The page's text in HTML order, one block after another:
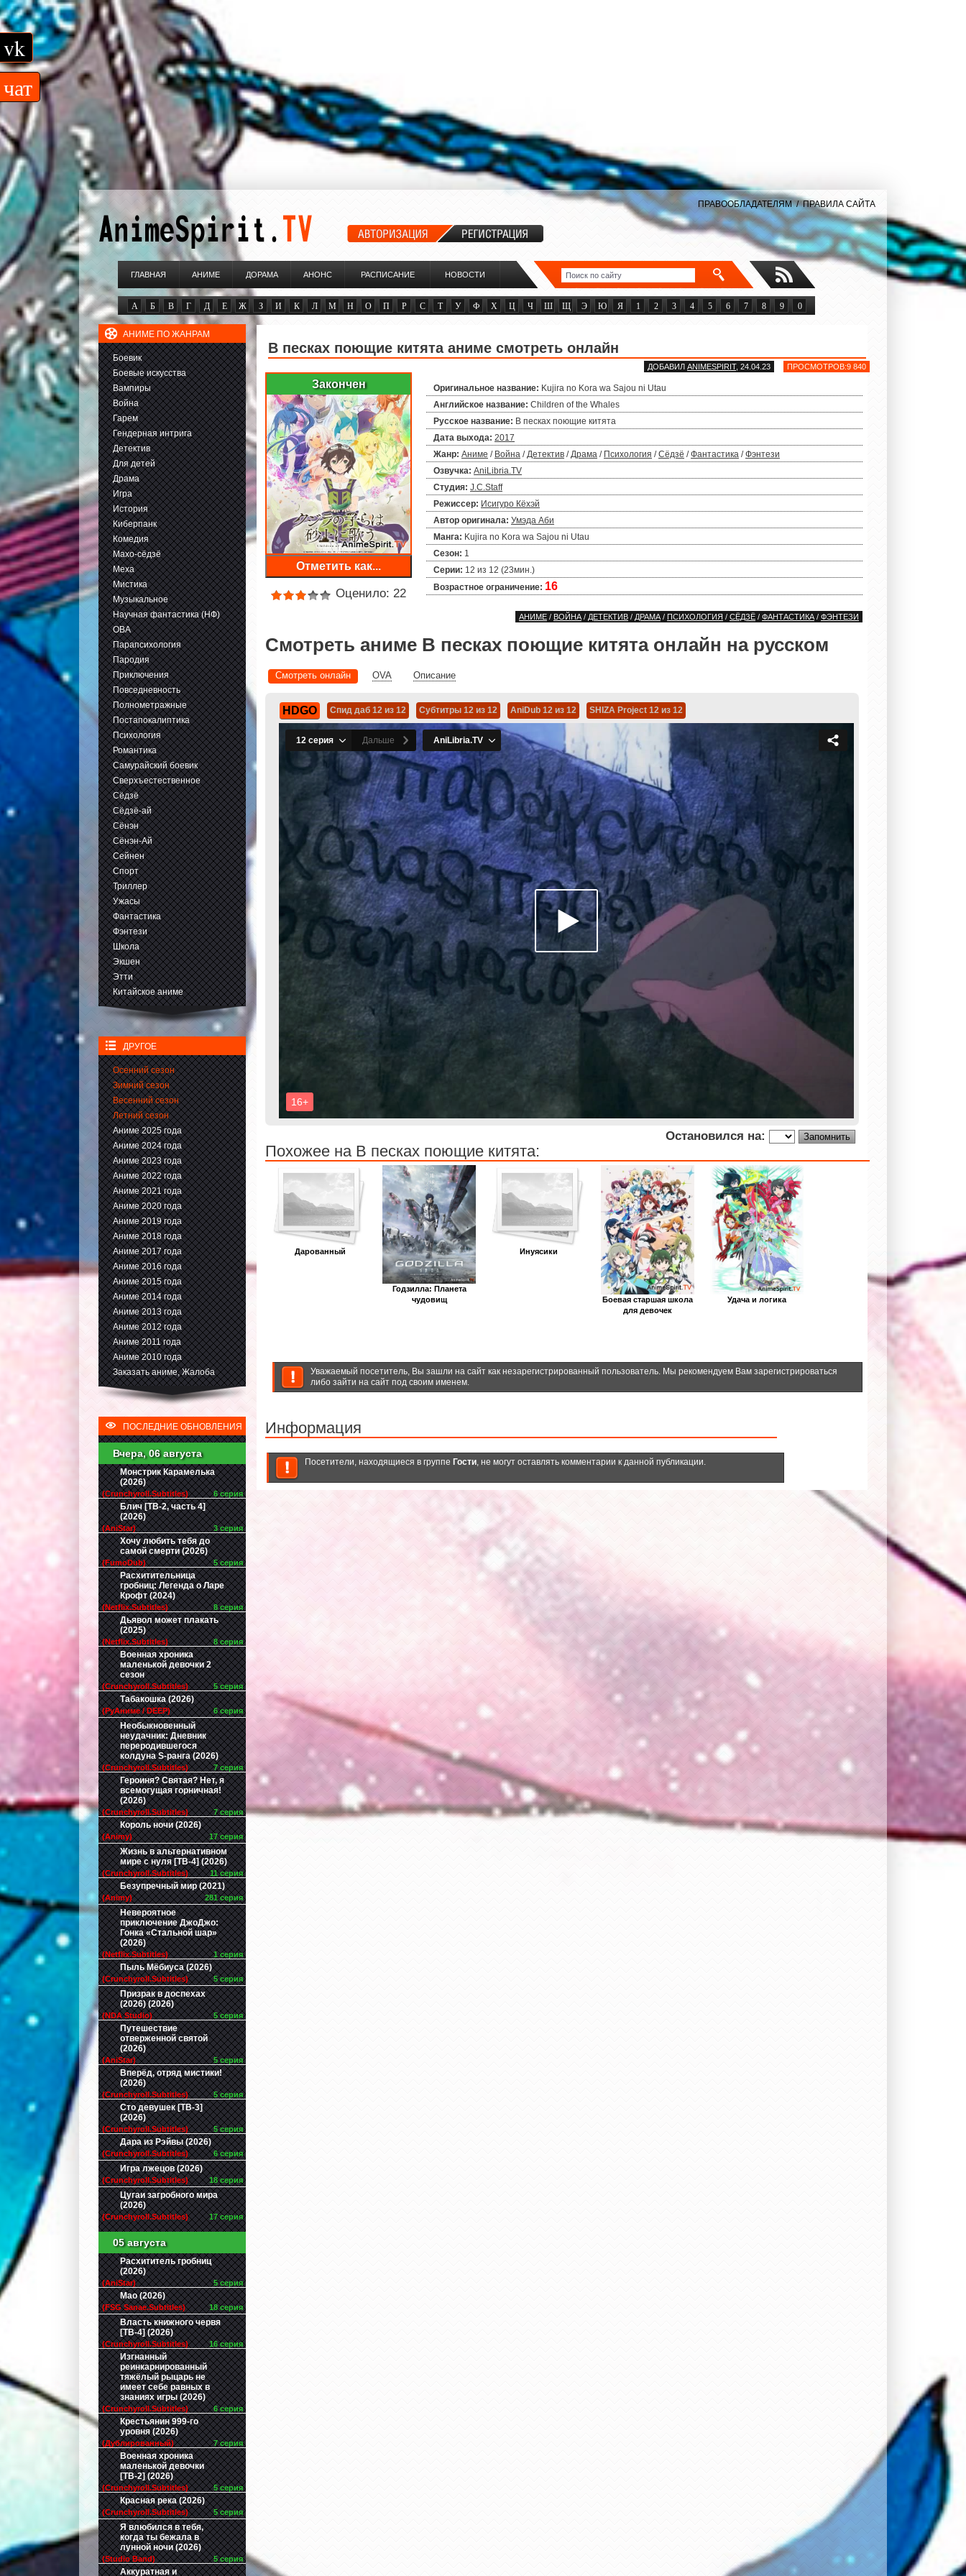
ПРАВООБЛАДАТЕЛЯМ/ПРАВИЛА САЙТА
ГЛАВНАЯ АНИМЕ ДОРАМА АНОНС РАСПИСАНИЕ НОВОСТИ
А Б В Г Д Е Ж З И К Л М Н О П Р С Т У Ф Х Ц Ч Ш Щ Э Ю Я 1 2 3 4 5 6 7 8 9 0
АНИМЕ ПО ЖАНРАМ
Боевик
Боевые искусства
Вампиры
Война
Гарем
Гендерная интрига
Детектив
Для детей
Драма
Игра
История
Киберпанк
Комедия
Махо-сёдзё
Меха
Мистика
Музыкальное
Научная фантастика (НФ)
ОВА
Парапсихология
Пародия
Приключения
Повседневность
Полнометражные
Постапокалиптика
Психология
Романтика
Самурайский боевик
Сверхъестественное
Сёдзё
Сёдзё-ай
Сёнэн
Сёнэн-Ай
Сейнен
Спорт
Триллер
Ужасы
Фантастика
Фэнтези
Школа
Экшен
Этти
Китайское аниме
ДРУГОЕ
Осенний сезон
Зимний сезон
Весенний сезон
Летний сезон
Аниме 2025 года
Аниме 2024 года
Аниме 2023 года
Аниме 2022 года
Аниме 2021 года
Аниме 2020 года
Аниме 2019 года
Аниме 2018 года
Аниме 2017 года
Аниме 2016 года
Аниме 2015 года
Аниме 2014 года
Аниме 2013 года
Аниме 2012 года
Аниме 2011 года
Аниме 2010 года
Заказать аниме, Жалоба
ПОСЛЕДНИЕ ОБНОВЛЕНИЯ
Вчера, 06 августа
Монстрик Карамелька
(2026)
(Crunchyroll.Subtitles) 6 серия
Блич [ТВ-2, часть 4]
(2026)
(AniStar) 3 серия
Хочу любить тебя до
самой смерти (2026)
(FumoDub) 5 серия
Расхитительница
гробниц: Легенда о Ларе
Крофт (2024)
(Netflix.Subtitles) 8 серия
Дьявол может плакать
(2025)
(Netflix.Subtitles) 8 серия
Военная хроника
маленькой девочки 2
сезон
(Crunchyroll.Subtitles) 5 серия
Табакошка (2026)
(РуАниме / DEEP) 6 серия
Необыкновенный
неудачник: Дневник
переродившегося
колдуна S-ранга (2026)
(Crunchyroll.Subtitles) 7 серия
Героиня? Святая? Нет, я
всемогущая горничная!
(2026)
(Crunchyroll.Subtitles) 7 серия
Король ночи (2026)
(Animy) 17 серия
Жизнь в альтернативном
мире с нуля [ТВ-4] (2026)
(Crunchyroll.Subtitles) 11 серия
Безупречный мир (2021)
(Animy) 281 серия
Невероятное
приключение ДжоДжо:
Гонка «Стальной шар»
(2026)
(Netflix.Subtitles) 1 серия
Пыль Мёбиуса (2026)
(Crunchyroll.Subtitles) 5 серия
Призрак в доспехах
(2026) (2026)
(NDA Studio) 5 серия
Путешествие
отверженной святой
(2026)
(AniStar) 5 серия
Вперёд, отряд мистики!
(2026)
(Crunchyroll.Subtitles) 5 серия
Сто девушек [ТВ-3]
(2026)
(Crunchyroll.Subtitles) 5 серия
Дара из Рэйвы (2026)
(Crunchyroll.Subtitles) 6 серия
Игра лжецов (2026)
(Crunchyroll.Subtitles) 18 серия
Цугаи загробного мира
(2026)
(Crunchyroll.Subtitles) 17 серия
05 августа
Расхититель гробниц
(2026)
(AniStar) 5 серия
Мао (2026)
(FSG Sanae.Subtitles) 18 серия
Власть книжного червя
[ТВ-4] (2026)
(Crunchyroll.Subtitles) 16 серия
Изгнанный
реинкарнированный
тяжёлый рыцарь не
имеет себе равных в
знаниях игры (2026)
(Crunchyroll.Subtitles) 6 серия
Крестьянин 999-го
уровня (2026)
(Дублированный) 7 серия
Военная хроника
маленькой девочки
[ТВ-2] (2026)
(Crunchyroll.Subtitles) 5 серия
Красная река (2026)
(Crunchyroll.Subtitles) 5 серия
Я влюбился в тебя,
когда ты бежала в
лунной ночи (2026)
(Studio Band) 5 серия
Аккуратная и
В песках поющие китята аниме смотреть онлайн
ДОБАВИЛ ANIMESPIRIT, 24.04.23 ПРОСМОТРОВ:9 840
Оригинальное название: Kujira no Kora wa Sajou ni Utau
Английское название: Children of the Whales
Русское название: В песках поющие китята
Дата выхода: 2017
Жанр: Аниме / Война /Детектив /Драма / Психология /Сёдзё /Фантастика /Фэнтези
Озвучка: AniLibria.TV
Студия: J.C.Staff
Режиссер: Исигуро Кёхэй
Автор оригинала: Умэда Аби
Манга: Kujira no Kora wa Sajou ni Utau
Сезон: 1
Серии: 12 из 12 (23мин.)
Возрастное ограничение: 16
АНИМЕ / ВОЙНА / ДЕТЕКТИВ / ДРАМА / ПСИХОЛОГИЯ / СЁДЗЁ / ФАНТАСТИКА / ФЭНТЕЗИ
Закончен
Отметить как...
Оценило: 22
Смотреть аниме В песках поющие китята онлайн на русском
Смотреть онлайн OVA Описание
HDGO Спид даб 12 из 12 Субтитры 12 из 12 AniDub 12 из 12 SHIZA Project 12 из 12
Остановился на:
Похожее на В песках поющие китята:
Дарованный
Годзилла: Планета
чудовищ
Инуясики
Боевая старшая школа
для девочек
Удача и логика
Уважаемый посетитель, Вы зашли на сайт как незарегистрированный пользователь. Мы рекомендуем Вам зарегистрироваться
либо зайти на сайт под своим именем.
Информация
Посетители, находящиеся в группе Гости, не могут оставлять комментарии к данной публикации.
чат
vk